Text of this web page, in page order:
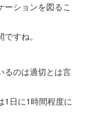
ーションを図るこ
すね。
るのは適切とは言
1日に1時間程度に